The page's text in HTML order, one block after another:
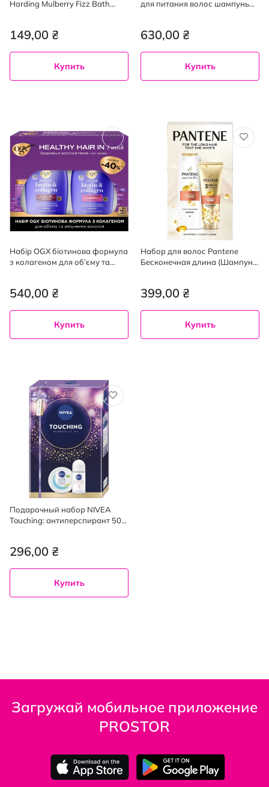
Harding Mulberry Fizz Bath
149,00 ₴
Купить
для питания волос шампунь
630,00 ₴
Купить
Набір OGX біотинова формула
з колагеном для об’єму та
540,00 ₴
Купить
Набор для волос Pantene
Бесконечная длина (Шампунь
399,00 ₴
Купить
Подарочный набор NIVEA
Touching: антиперспирант 50
296,00 ₴
Купить
Загружай мобильное приложение
PROSTOR